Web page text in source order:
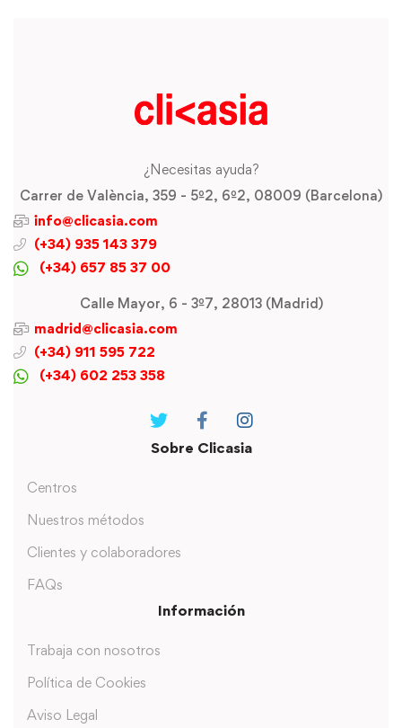
¿Necesitas ayuda?
Carrer de València, 359 - 5º2, 6º2, 08009 (Barcelona)
info@clicasia.com
(+34) 935 143 379
(+34) 657 85 37 00
Calle Mayor, 6 - 3º7, 28013 (Madrid)
madrid@clicasia.com
(+34) 911 595 722
(+34) 602 253 358
Sobre Clicasia
Centros
Nuestros métodos
Clientes y colaboradores
FAQs
Información
Trabaja con nosotros
Política de Cookies
Aviso Legal